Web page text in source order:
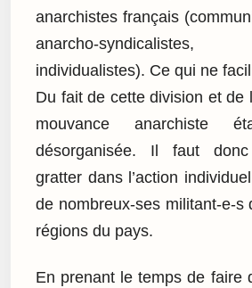
anarchistes français
anarcho-syndicalistes,
individualistes). Ce qui ne
Du fait de cette division et de
mouvance anarchiste
désorganisée. Il faut
gratter dans l’action
de nombreux-ses militant-e-s
régions du pays.
En prenant le temps de faire